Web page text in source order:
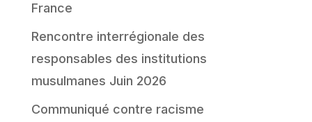
France
Rencontre interrégionale des
responsables des institutions
musulmanes Juin 2026
Communiqué contre racisme